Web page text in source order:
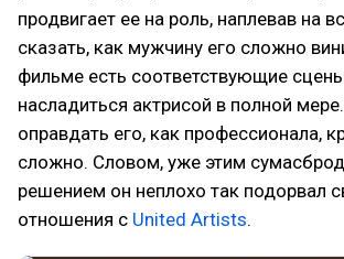
продвигает ее на роль, наплевав на
сказать, как мужчину его сложно
фильме есть соответствующие
насладиться актрисой в полной
оправдать его, как профессионала,
сложно. Словом, уже этим
решением он неплохо так подорвал
отношения с United Artists.